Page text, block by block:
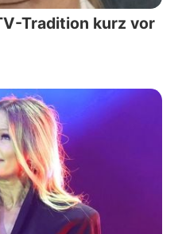
Tradition kurz vor